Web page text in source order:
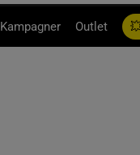
Kampagner Outlet